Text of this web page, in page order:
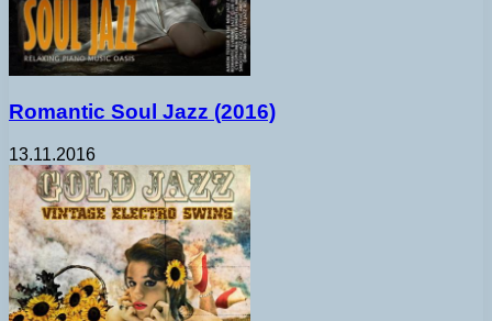
Romantic Soul Jazz (2016)
13.11.2016